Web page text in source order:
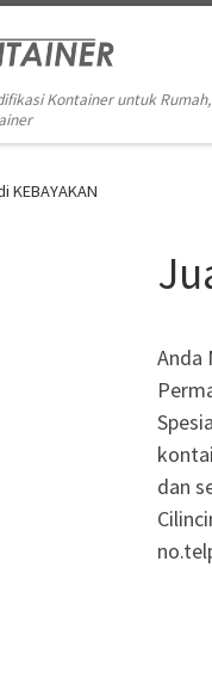
Kontainer untuk Rumah,
KEBAYAKAN
Anda
dan